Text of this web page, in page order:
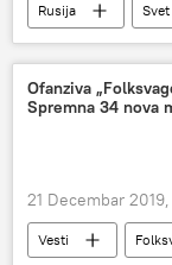
Rusija Svet
podmornice
Ofanziva
Spremna 34 nova
21 Decembar
Vesti